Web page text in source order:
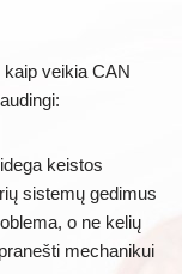
kaip veikia CAN
keistos
sistemų gedimus
o ne kelių
mechanikui